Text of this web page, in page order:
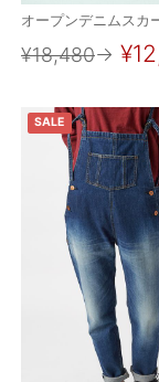
オープンデニムスカ
¥18,480→
SALE